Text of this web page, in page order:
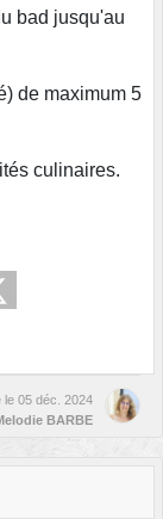
bad jusqu'au
de maximum 5
culinaires.
le 05 déc. 2024
BARBE